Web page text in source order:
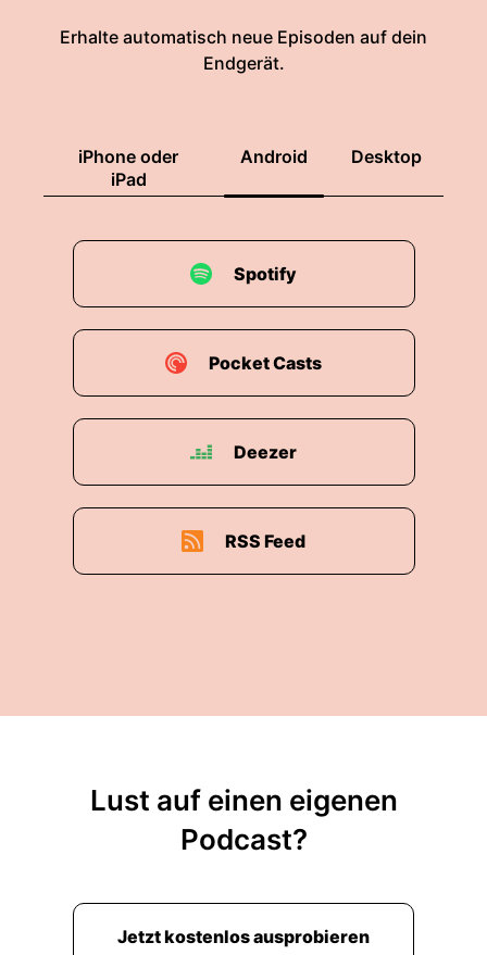
Erhalte automatisch neue Episoden auf dein
Endgerät.
iPhone oder
iPad
Android Desktop
Spotify
Pocket Casts
Deezer
RSS Feed
Lust auf einen eigenen
Podcast?
Jetzt kostenlos ausprobieren